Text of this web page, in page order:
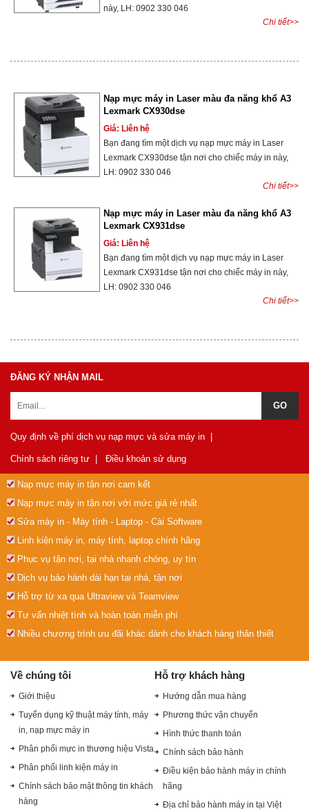
này, LH: 0902 330 046
Chi tiết>>
Nạp mực máy in Laser màu đa năng khổ A3
Lexmark CX930dse
Giá: Liên hệ
Bạn đang tìm một dịch vụ nạp mực máy in Laser
Lexmark CX930dse tận nơi cho chiếc máy in này,
LH: 0902 330 046
Chi tiết>>
Nạp mực máy in Laser màu đa năng khổ A3
Lexmark CX931dse
Giá: Liên hệ
Bạn đang tìm một dịch vụ nạp mực máy in Laser
Lexmark CX931dse tận nơi cho chiếc máy in này,
LH: 0902 330 046
Chi tiết>>
ĐĂNG KÝ NHẬN MAIL
Quy định về phí dịch vụ nạp mực và sửa máy in
Chính sách riêng tư Điều khoản sử dụng
Nạp mực máy in tận nơi cam kết
Nạp mực máy in tận nơi với mức giá rẻ nhất
Sửa máy in - Máy tính - Laptop - Cài Software
Linh kiện máy in, máy tính, laptop chính hãng
Phục vụ tận nơi, tại nhà nhanh chóng, uy tín
Dịch vụ bảo hành dài hạn tại nhà, tận nơi
Hỗ trợ từ xa qua Ultraview và Teamview
Tư vấn nhiệt tình và hoàn toàn miễn phí
Nhiều chương trình ưu đãi khác dành cho khách hàng thân thiết
Về chúng tôi
Giới thiệu
Tuyển dụng kỹ thuật máy tính, máy
in, nạp mực máy in
Phân phối mực in thương hiệu Vista
Phân phối linh kiện máy in
Chính sách bảo mật thông tin khách
hàng
Hỗ trợ khách hàng
Hướng dẫn mua hàng
Phương thức vận chuyển
Hình thức thanh toán
Chính sách bảo hành
Điều kiện bảo hành máy in chính
hãng
Địa chỉ bảo hành máy in tại Việt